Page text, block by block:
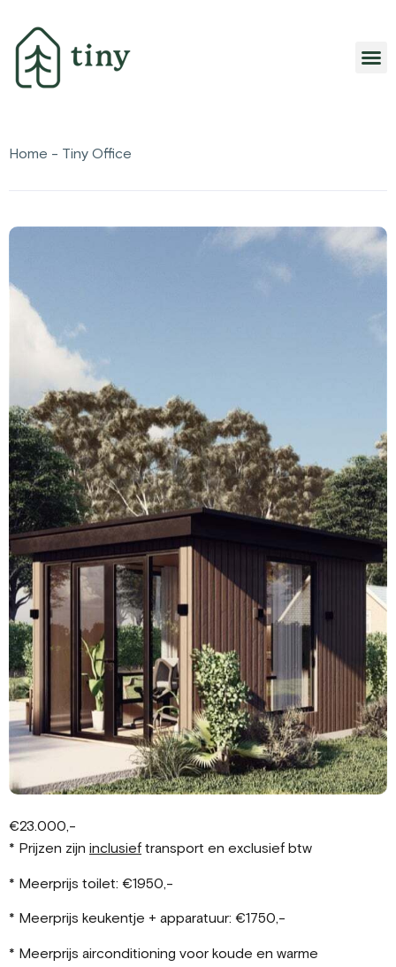
Home Tiny Office
€23.000,-
* Prijzen zijn inclusief transport en exclusief btw
* Meerprijs toilet: €1950,-
* Meerprijs keukentje + apparatuur: €1750,-
* Meerprijs airconditioning voor koude en warme